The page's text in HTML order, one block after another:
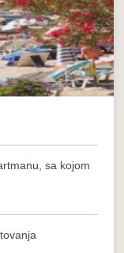
sa kojom